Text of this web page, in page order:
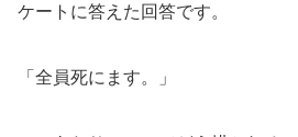
ケートに答えた回答です。
「全員死にます。」